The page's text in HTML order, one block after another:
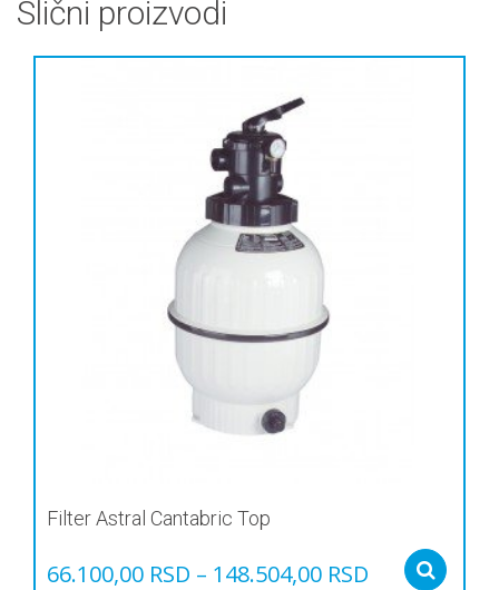
Slični proizvodi
Filter Astral Cantabric Top
66.100,00 RSD – 148.504,00 RSD